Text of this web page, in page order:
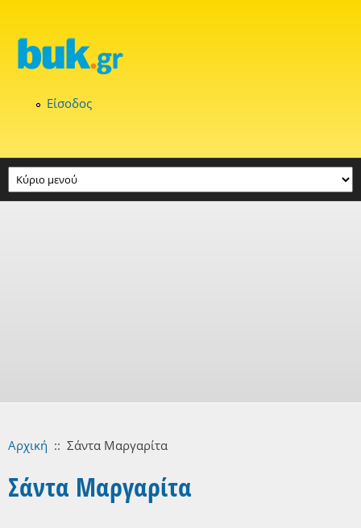
Είσοδος
Αρχική :: Σάντα Μαργαρίτα
Σάντα Μαργαρίτα